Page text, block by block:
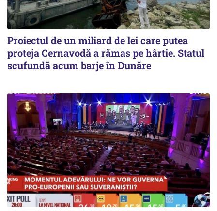
Proiectul de un miliard de lei care putea
proteja Cernavodă a rămas pe hârtie. Statul
scufundă acum barje în Dunăre